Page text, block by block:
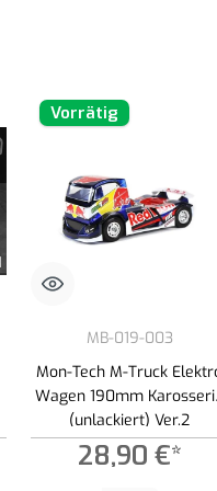
Vorrätig
MB-019-003
Mon-Tech M-Truck
Wagen 190mm
(unlackiert) Ver.2
28,90 €*